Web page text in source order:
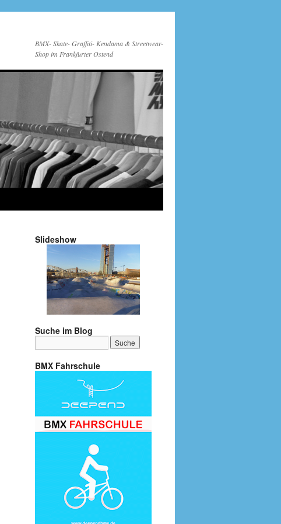
BMX- Skate- Graffiti- Kendama & Streetwear-
Shop im Frankfurter Ostend
Slideshow
Suche im Blog
BMX Fahrschule